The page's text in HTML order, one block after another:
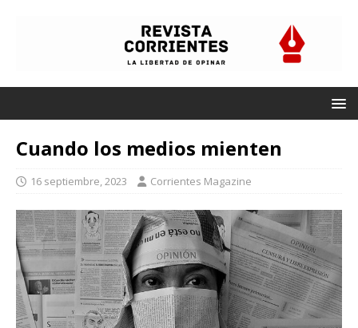
Cuando los medios mienten
16 septiembre, 2023 Corrientes Magazine